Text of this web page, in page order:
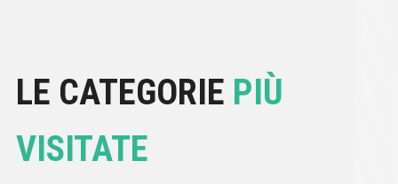
LE CATEGORIE PIÙ
VISITATE